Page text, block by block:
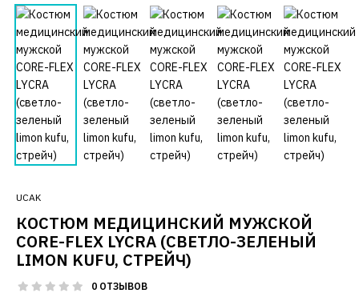
UCAK
КОСТЮМ МЕДИЦИНСКИЙ МУЖСКОЙ
CORE-FLEX LYCRA (СВЕТЛО-ЗЕЛЕНЫЙ
LIMON KUFU, СТРЕЙЧ)
0 ОТЗЫВОВ